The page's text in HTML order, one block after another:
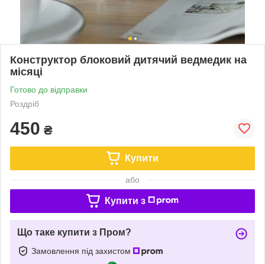
Конструктор блоковий дитячий ведмедик на
місяці
Готово до відправки
Роздріб
450 ₴
Купити
або
Купити з
Що таке купити з Пром?
Замовлення під захистом